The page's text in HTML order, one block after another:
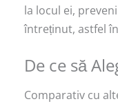
la locul ei,
întreținut, astfel
De ce să
Comparativ cu